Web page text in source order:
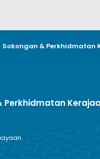
Sokongan & Perkhidmatan
Perkhidmatan